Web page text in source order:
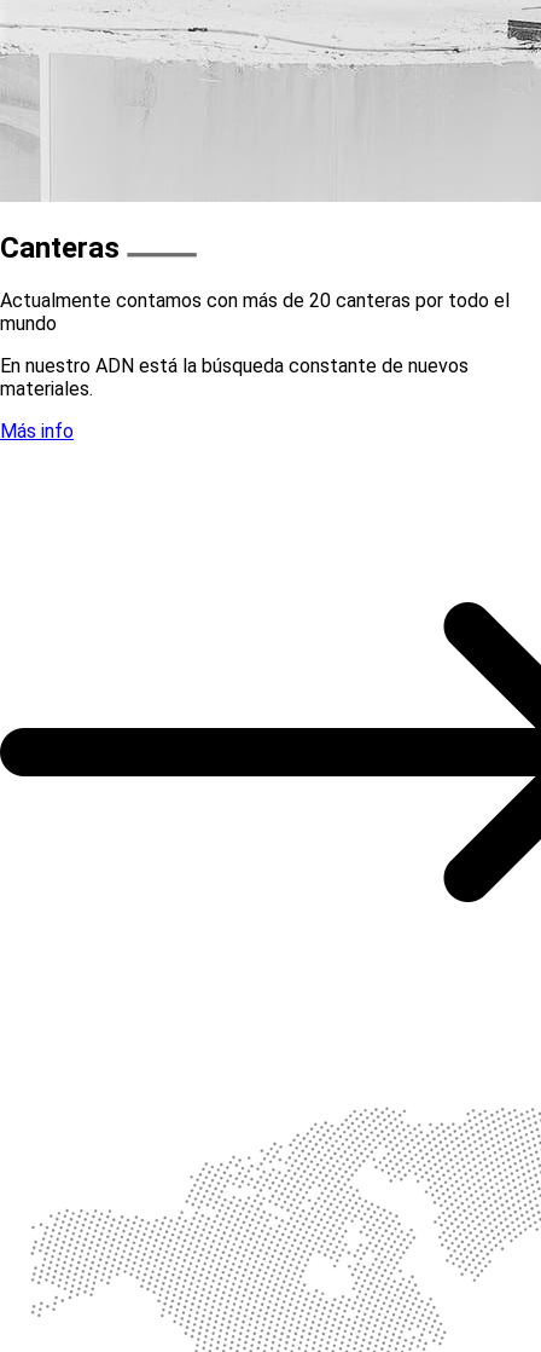
Canteras
Actualmente contamos con más de 20 canteras por todo el
mundo
En nuestro ADN está la búsqueda constante de nuevos
materiales.
Más info